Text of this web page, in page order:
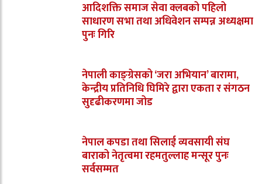
आदिशक्ति समाज सेवा क्लबको पहिलो
साधारण सभा तथा अधिवेशन सम्पन्न अध्यक्षमा
पुनः गिरि
नेपाली काङ्ग्रेसको ‘जरा अभियान’ बारामा,
केन्द्रीय प्रतिनिधि घिमिरे द्वारा एकता र संगठन
सुदृढीकरणमा जोड
नेपाल कपडा तथा सिलाई व्यवसायी संघ
बाराको नेतृत्वमा रहमतुल्लाह मन्सूर पुनः
सर्वसम्मत